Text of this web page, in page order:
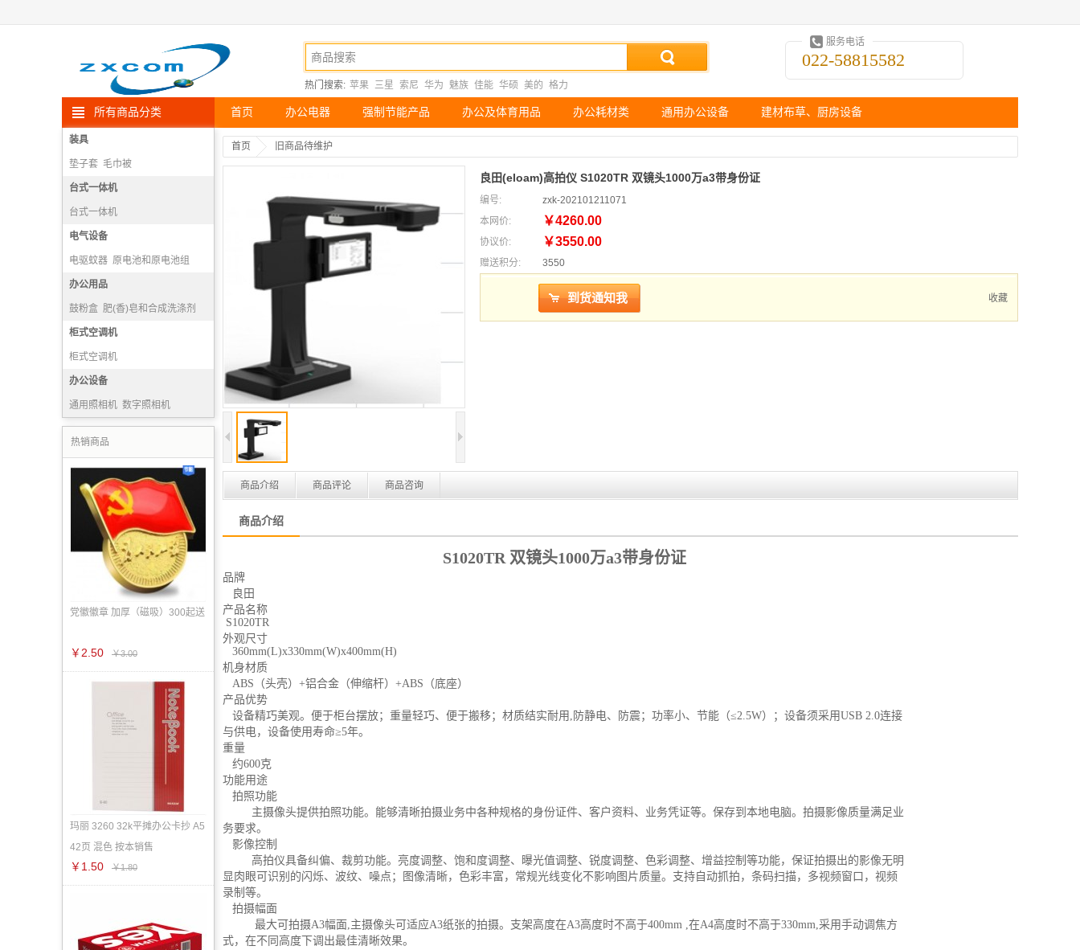
热门搜索: 苹果 三星 索尼 华为 魅族 佳能 华硕 美的 格力
服务电话
022-58815582
所有商品分类 首页 办公电器 强制节能产品 办公及体育用品 办公耗材类 通用办公设备 建材布草、厨房设备
装具
垫子套 毛巾被
绳、索、缆及其制品
羽绒、羽毛服装
台式一体机
台式一体机
电气设备
电驱蚊器 原电池和原电池组
取暖器 室内照明灯具
办公用品
鼓粉盒 肥(香)皂和合成洗涤剂
墨水 文具
柜式空调机
柜式空调机
办公设备
通用照相机 数字照相机
语音输入设备 刷卡机
热销商品
党徽徽章 加厚（磁吸）300起送
￥2.50 ￥3.00
玛丽 3260 32k平摊办公卡抄 A5
42页 混色 按本销售
￥1.50 ￥1.80
首页 旧商品待维护
良田(eloam)高拍仪 S1020TR 双镜头1000万a3带身份证
编号:
zxk-202101211071
本网价:
￥4260.00
协议价: ￥3550.00
赠送积分: 3550
收藏
商品介绍 商品评论 商品咨询
商品介绍
S1020TR 双镜头1000万a3带身份证
品牌
良田
产品名称
S1020TR
外观尺寸
360mm(L)x330mm(W)x400mm(H)
机身材质
ABS（头壳）+铝合金（伸缩杆）+ABS（底座）
产品优势
设备精巧美观。便于柜台摆放；重量轻巧、便于搬移；材质结实耐用,防静电、防震；功率小、节能（≤2.5W）；设备须采用USB 2.0连接
与供电，设备使用寿命≥5年。
重量
约600克
功能用途
拍照功能
主摄像头提供拍照功能。能够清晰拍摄业务中各种规格的身份证件、客户资料、业务凭证等。保存到本地电脑。拍摄影像质量满足业
务要求。
影像控制
高拍仪具备纠偏、裁剪功能。亮度调整、饱和度调整、曝光值调整、锐度调整、色彩调整、增益控制等功能，保证拍摄出的影像无明
显肉眼可识别的闪烁、波纹、噪点；图像清晰，色彩丰富，常规光线变化不影响图片质量。支持自动抓拍，条码扫描，多视频窗口，视频
录制等。
拍摄幅面
最大可拍摄A3幅面,主摄像头可适应A3纸张的拍摄。支架高度在A3高度时不高于400mm ,在A4高度时不高于330mm,采用手动调焦方
式，在不同高度下调出最佳清晰效果。